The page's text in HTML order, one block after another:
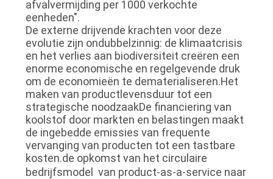
afvalvermijding per 1000 verkochte
eenheden".
De externe drijvende krachten voor deze
evolutie zijn ondubbelzinnig: de klimaatcrisis
en het verlies aan biodiversiteit creëren een
enorme economische en regelgevende druk
om de economieën te dematerialiseren.Het
maken van productlevensduur tot een
strategische noodzaakDe financiering van
koolstof door markten en belastingen maakt
de ingebedde emissies van frequente
vervanging van producten tot een tastbare
kosten.de opkomst van het circulaire
bedrijfsmodel  van product-as-a-service naar